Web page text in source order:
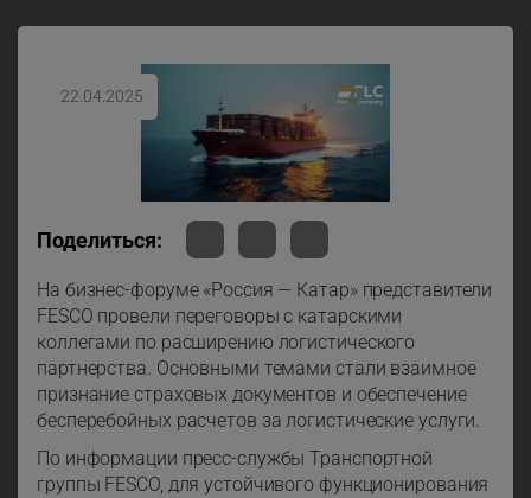
22.04.2025
Поделиться:
На бизнес-форуме «Россия — Катар» представители
FESCO провели переговоры с катарскими
коллегами по расширению логистического
партнерства. Основными темами стали взаимное
признание страховых документов и обеспечение
бесперебойных расчетов за логистические услуги.
По информации пресс-службы Транспортной
группы FESCO, для устойчивого функционирования